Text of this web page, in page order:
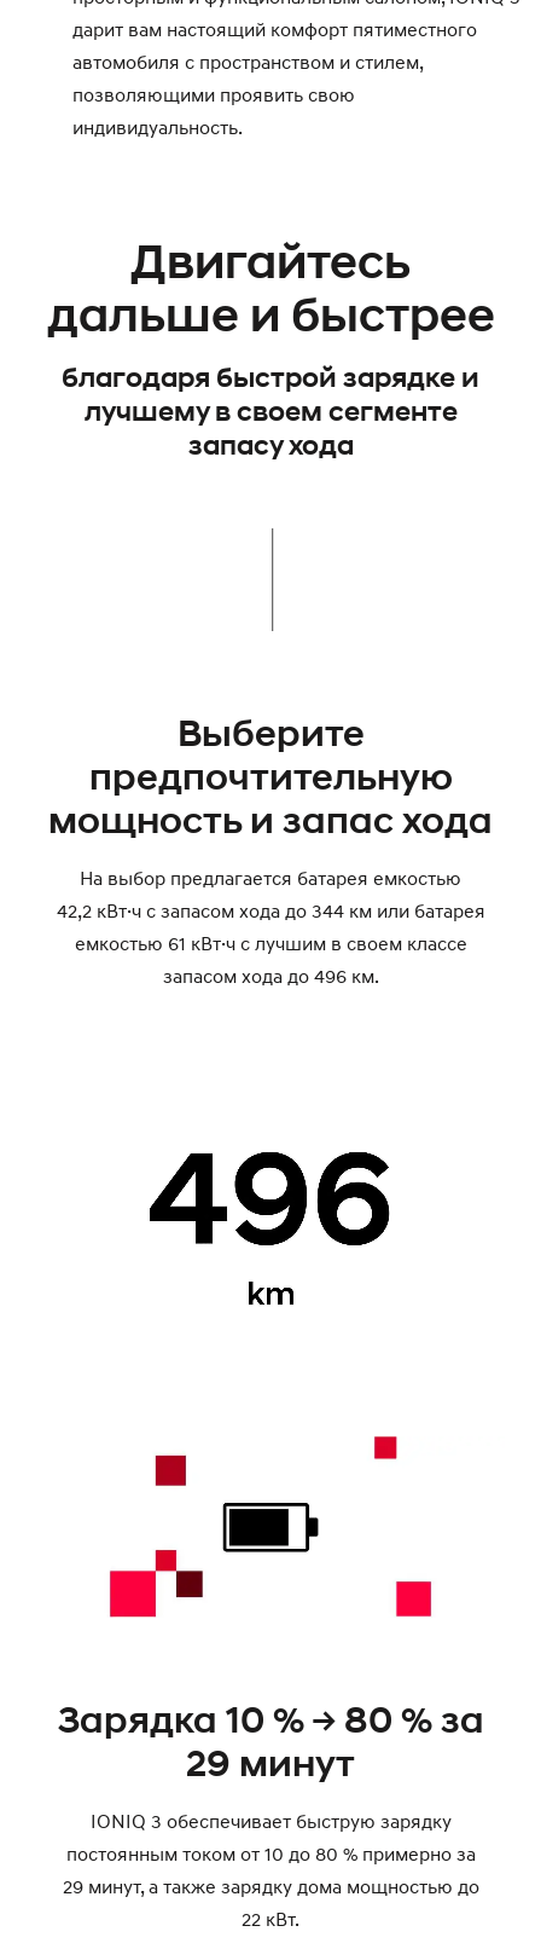
дарит вам настоящий комфорт пятиместного
автомобиля с пространством и стилем,
позволяющими проявить свою
индивидуальность.
Двигайтесь
дальше и быстрее
благодаря быстрой зарядке и
лучшему в своем сегменте
запасу хода
Выберите
предпочтительную
мощность и запас хода
На выбор предлагается батарея емкостью
42,2 кВт·ч с запасом хода до 344 км или батарея
емкостью 61 кВт·ч с лучшим в своем классе
запасом хода до 496 км.
Зарядка 10 % -> 80 % за
29 минут
IONIQ 3 обеспечивает быструю зарядку
постоянным током от 10 до 80 % примерно за
29 минут, а также зарядку дома мощностью до
22 кВт.